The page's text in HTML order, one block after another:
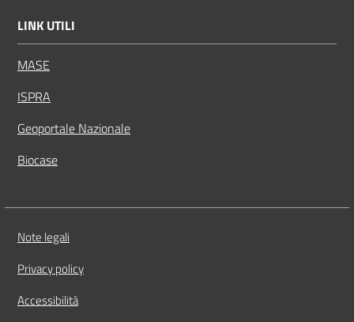
LINK UTILI
MASE
ISPRA
Geoportale Nazionale
Biocase
Vai alla pagina
Note legali
Privacy policy
Accessibilità